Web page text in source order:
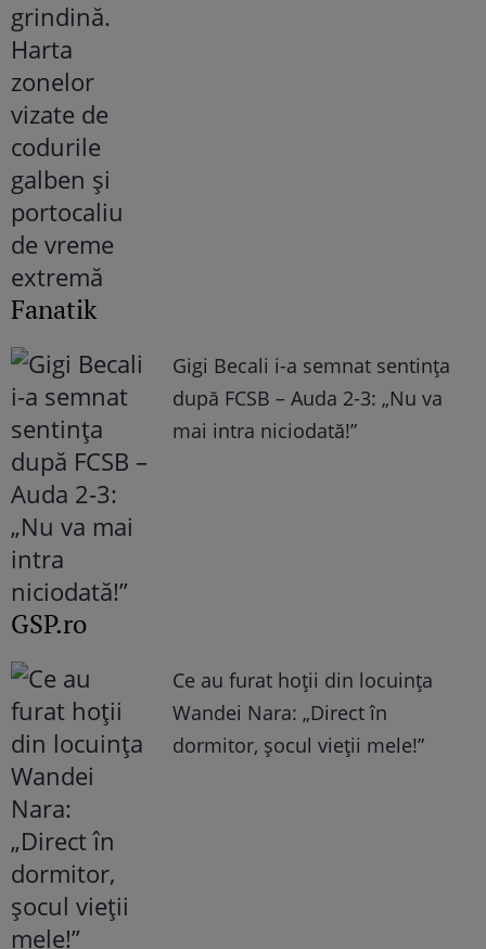
Fanatik
Gigi Becali i-a semnat sentința
după FCSB – Auda 2-3: „Nu va
mai intra niciodată!”
GSP.ro
Ce au furat hoții din locuința
Wandei Nara: „Direct în
dormitor, șocul vieții mele!”